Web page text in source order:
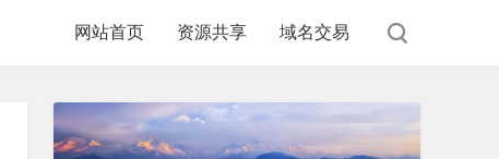
网站首页 资源共享 域名交易